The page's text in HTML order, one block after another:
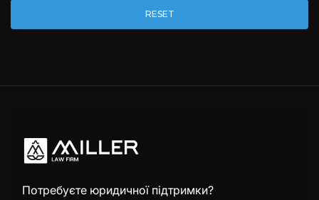
RESET
Потребуєте юридичної підтримки?